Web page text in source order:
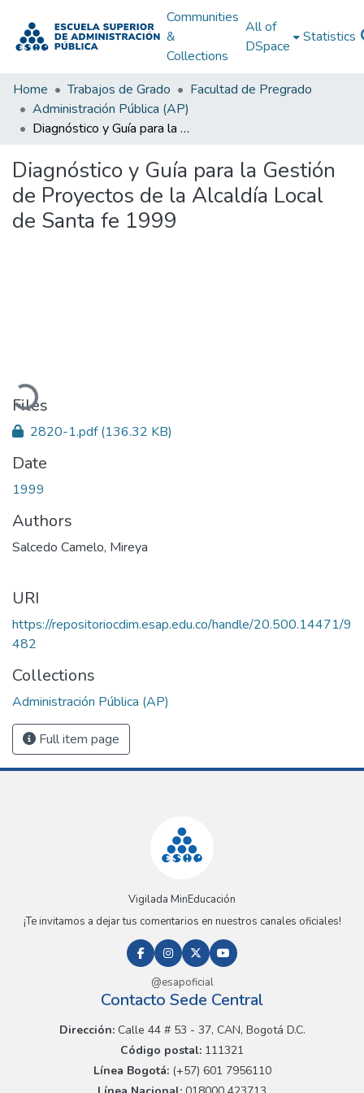
Communities
&
Collections
All of
DSpace
Statistics
Home Trabajos de Grado
Facultad de Pregrado
Administración Pública (AP)
Diagnóstico y Guía para la Gestión de Proyectos de la Alcaldía Local de Santa fe 1999
Diagnóstico y Guía para la Gestión
de Proyectos de la Alcaldía Local
de Santa fe 1999
Loading...
Files
2820-1.pdf(136.32 KB)
Date
1999
Authors
Salcedo Camelo, Mireya
URI
https://repositoriocdim.esap.edu.co/handle/20.500.14471/9
482
Collections
Administración Pública (AP)
Full item page
Vigilada MinEducación
¡Te invitamos a dejar tus comentarios en nuestros canales oficiales!
@esapoficial
Contacto Sede Central
Dirección:Calle 44 # 53 - 37, CAN, Bogotá D.C.
Código postal: 111321
Línea Bogotá:(+57) 601 7956110